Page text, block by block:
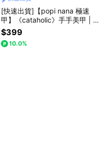
[快速出貨]【popi nana 極速
甲】《cataholic》手手美甲 | H
$399
10.0%